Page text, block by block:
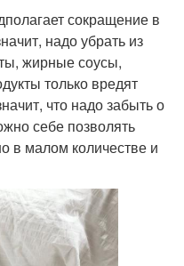
сокращение в
надо убрать из
жирные соусы,
только вредят
что надо забыть о
себе позволять
в малом количестве и